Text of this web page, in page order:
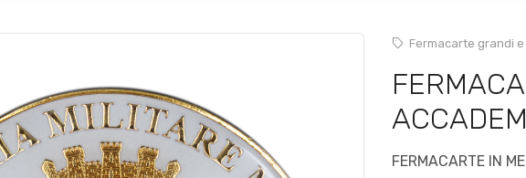
Fermacarte grandi e
FERMACARTE IN